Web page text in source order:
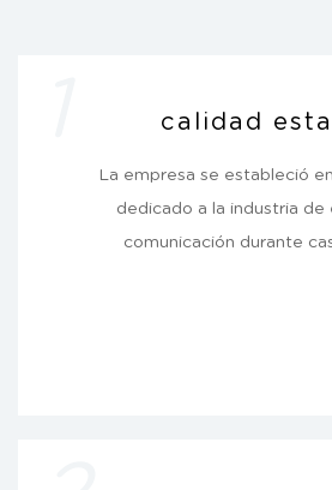
calidad
La empresa se estableció
dedicado a la industria de
comunicación durante